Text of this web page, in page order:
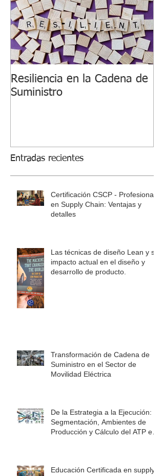
Resiliencia en la Cadena de
Suministro
Entradas recientes
Certificación CSCP - Profesional
en Supply Chain: Ventajas y
detalles
Las técnicas de diseño Lean y su
impacto actual en el diseño y
desarrollo de producto.
Transformación de Cadena de
Suministro en el Sector de
Movilidad Eléctrica
De la Estrategia a la Ejecución:
Segmentación, Ambientes de
Producción y Cálculo del ATP en
Educación Certificada en supply